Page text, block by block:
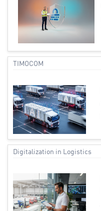
TIMOCOM
Digitalization in Logistics